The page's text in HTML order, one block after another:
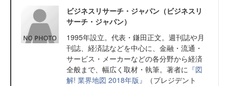
ビジネスリサーチ・ジャパン（ビジネスリ
サーチ・ジャパン）
1995年設立。代表・鎌田正文。週刊誌や月
刊誌、経済誌などを中心に、金融・流通・
サービス・メーカーなどの各分野から経済
全般まで、幅広く取材・執筆。著者に 『図
解! 業界地図 2018年版』
（プレジデント